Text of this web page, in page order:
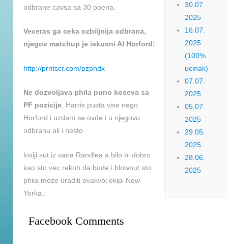
odbrane cavsa sa 30 poena.
Veceras ga ceka ozbiljnija odbrana,
njegov matchup je iskusni Al Horford:
http://prntscr.com/pzphdx
Ne dozvoljava phila puno koseva sa
PF pozicije, Harris pusta vise nego
Horford i uzdam se ovde i u njegovu
odbranu ali i nesto
losiji sut iz vana Randlea a bilo bi dobro
kao sto vec rekoh da bude i blowout sto
phila moze uraditi ovakvoj ekipi New
Yorka..
Facebook Comments
30.07.
2025
16.07.
2025
(100%
ucinak)
07.07.
2025
05.07.
2025
29.05.
2025
28.06.
2025